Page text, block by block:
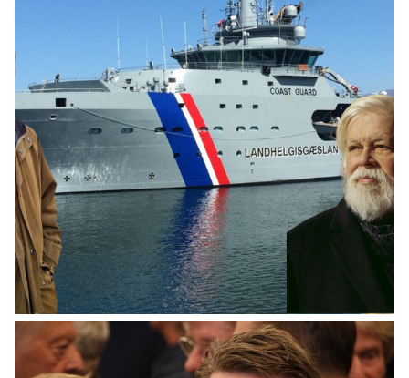
HEIMUR
„Maðurinn með ljáinn“ skelfdi sjúklinga á
þaki spítala